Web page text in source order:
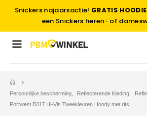
Snickers najaarsactie! GRATIS HOODIE
een Snickers heren- of
Persoonlijke bescherming Reflecterende Kleding
Portwest B317 Hi-Vis Tweekleuren Hoody met rits